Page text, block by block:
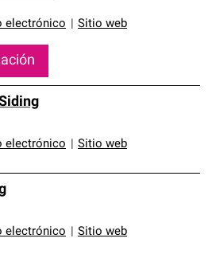
electrónico Sitio web
electrónico Sitio web
electrónico Sitio web